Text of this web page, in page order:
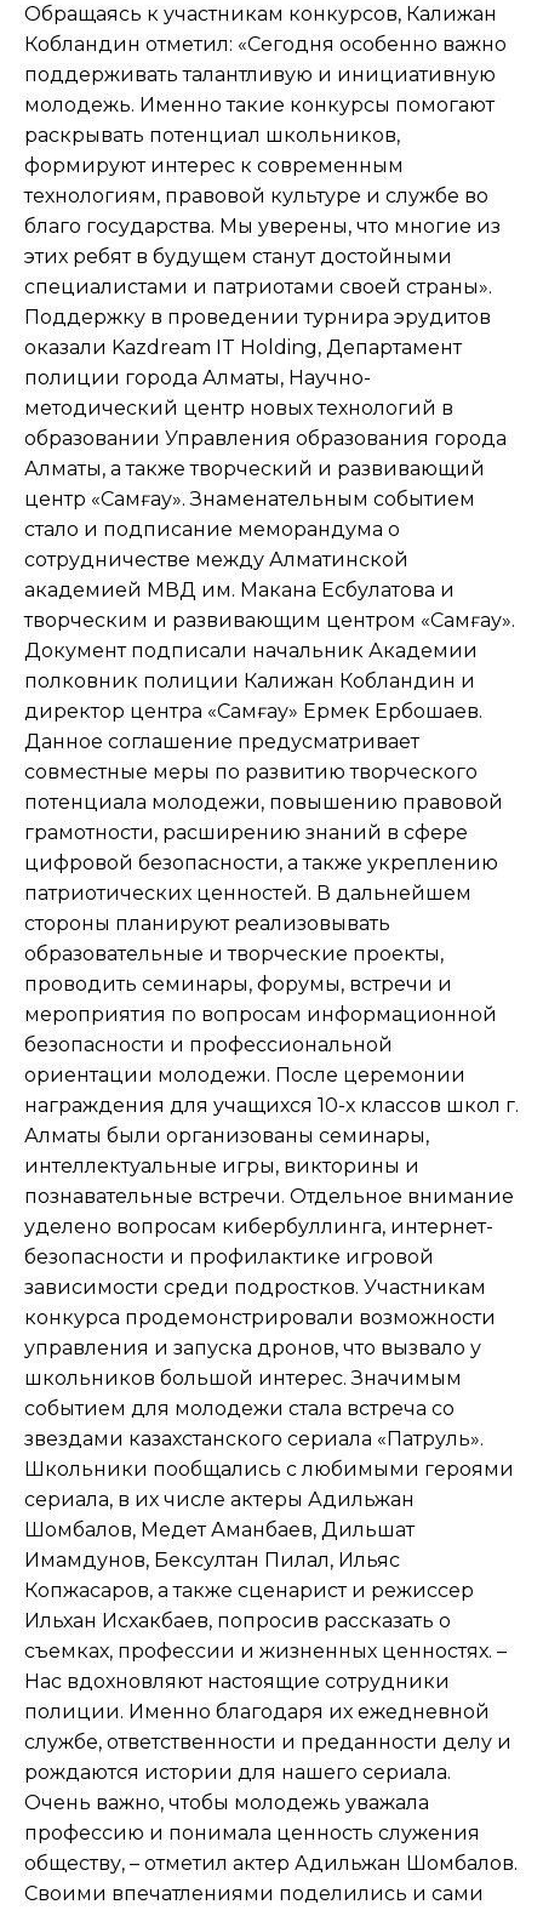
Обращаясь к участникам конкурсов, Калижан
Кобландин отметил: «Сегодня особенно важно
поддерживать талантливую и инициативную
молодежь. Именно такие конкурсы помогают
раскрывать потенциал школьников,
формируют интерес к современным
технологиям, правовой культуре и службе во
благо государства. Мы уверены, что многие из
этих ребят в будущем станут достойными
специалистами и патриотами своей страны».
Поддержку в проведении турнира эрудитов
оказали Kazdream IT Holding, Департамент
полиции города Алматы, Научно-
методический центр новых технологий в
образовании Управления образования города
Алматы, а также творческий и развивающий
центр «Самғау». Знаменательным событием
стало и подписание меморандума о
сотрудничестве между Алматинской
академией МВД им. Макана Есбулатова и
творческим и развивающим центром «Самғау».
Документ подписали начальник Академии
полковник полиции Калижан Кобландин и
директор центра «Самғау» Ермек Ербошаев.
Данное соглашение предусматривает
совместные меры по развитию творческого
потенциала молодежи, повышению правовой
грамотности, расширению знаний в сфере
цифровой безопасности, а также укреплению
патриотических ценностей. В дальнейшем
стороны планируют реализовывать
образовательные и творческие проекты,
проводить семинары, форумы, встречи и
мероприятия по вопросам информационной
безопасности и профессиональной
ориентации молодежи. После церемонии
награждения для учащихся 10-х классов школ г.
Алматы были организованы семинары,
интеллектуальные игры, викторины и
познавательные встречи. Отдельное внимание
уделено вопросам кибербуллинга, интернет-
безопасности и профилактике игровой
зависимости среди подростков. Участникам
конкурса продемонстрировали возможности
управления и запуска дронов, что вызвало у
школьников большой интерес. Значимым
событием для молодежи стала встреча со
звездами казахстанского сериала «Патруль».
Школьники пообщались с любимыми героями
сериала, в их числе актеры Адильжан
Шомбалов, Медет Аманбаев, Дильшат
Имамдунов, Бексултан Пилал, Ильяс
Копжасаров, а также сценарист и режиссер
Ильхан Исхакбаев, попросив рассказать о
съемках, профессии и жизненных ценностях. –
Нас вдохновляют настоящие сотрудники
полиции. Именно благодаря их ежедневной
службе, ответственности и преданности делу и
рождаются истории для нашего сериала.
Очень важно, чтобы молодежь уважала
профессию и понимала ценность служения
обществу, – отметил актер Адильжан Шомбалов.
Своими впечатлениями поделились и сами